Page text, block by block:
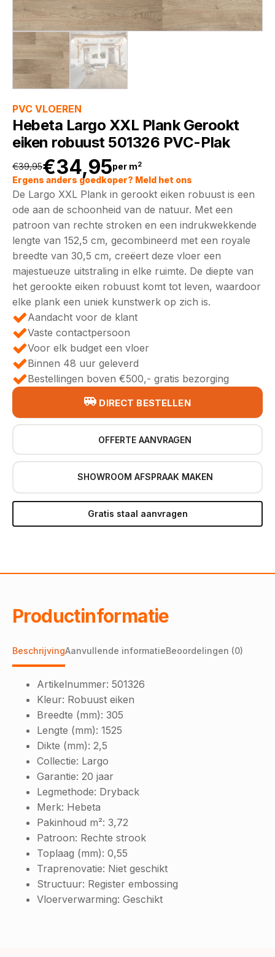
PVC VLOEREN
Hebeta Largo XXL Plank Gerookt
eiken robuust 501326 PVC-Plak
€39,95
Oorspronkelijke
prijs
was:
€39,95.
€34,95
Huidige
prijs
is:
€34,95.
per m2
Ergens anders goedkoper? Meld het ons
De Largo XXL Plank in gerookt eiken robuust is een
ode aan de schoonheid van de natuur. Met een
patroon van rechte stroken en een indrukwekkende
lengte van 152,5 cm, gecombineerd met een royale
breedte van 30,5 cm, creëert deze vloer een
majestueuze uitstraling in elke ruimte. De diepte van
het gerookte eiken robuust komt tot leven, waardoor
elke plank een uniek kunstwerk op zich is.
Aandacht voor de klant
Vaste contactpersoon
Voor elk budget een vloer
Binnen 48 uur geleverd
Bestellingen boven €500,- gratis bezorging
DIRECT BESTELLEN
OFFERTE AANVRAGEN
SHOWROOM AFSPRAAK MAKEN
Gratis staal aanvragen
Productinformatie
BeschrijvingAanvullende informatieBeoordelingen (0)
Artikelnummer: 501326
Kleur: Robuust eiken
Breedte (mm): 305
Lengte (mm): 1525
Dikte (mm): 2,5
Collectie: Largo
Garantie: 20 jaar
Legmethode: Dryback
Merk: Hebeta
Pakinhoud m²: 3,72
Patroon: Rechte strook
Toplaag (mm): 0,55
Traprenovatie: Niet geschikt
Structuur: Register embossing
Vloerverwarming: Geschikt